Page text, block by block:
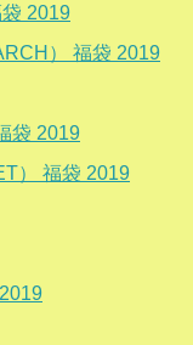
2019
） 福袋 2019
袋 2019
） 福袋 2019